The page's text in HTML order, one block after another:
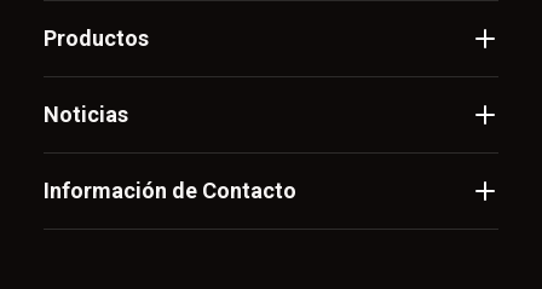
Productos
Noticias
Información de Contacto